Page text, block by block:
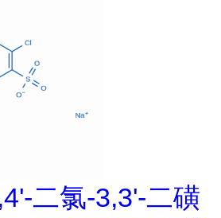
二氯-3,3'-二磺